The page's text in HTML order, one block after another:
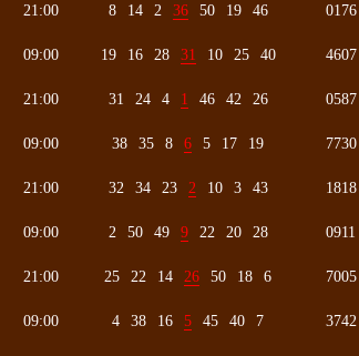
21:00 8 14 2 36 50 19 46 0176
09:00 19 16 28 31 10 25 40 4607
21:00 31 24 4 1 46 42 26 0587
09:00 38 35 8 6 5 17 19 7730
21:00 32 34 23 2 10 3 43 1818
09:00 2 50 49 9 22 20 28 0911
21:00 25 22 14 26 50 18 6 7005
09:00 4 38 16 5 45 40 7 3742